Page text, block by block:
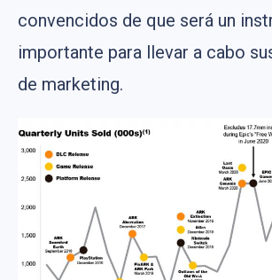
convencidos de que será un
importante para llevar a cabo
de marketing.